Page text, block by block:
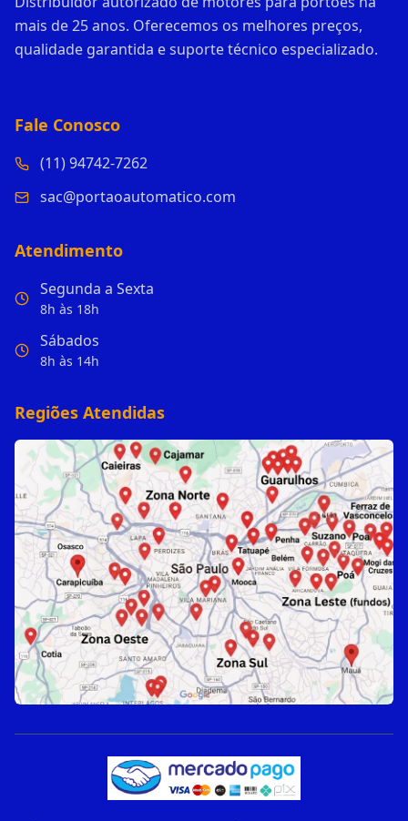
mais de 25 anos. Oferecemos os melhores preços,
qualidade garantida e suporte técnico especializado.
Fale Conosco
(11) 94742-7262
sac@portaoautomatico.com
Atendimento
Segunda a Sexta
8h às 18h
Sábados
8h às 14h
Regiões Atendidas